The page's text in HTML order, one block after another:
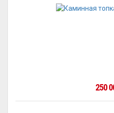
250